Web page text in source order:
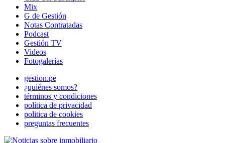
Mix
G de Gestión
Notas Contratadas
Podcast
Gestión TV
Videos
Fotogalerías
gestion.pe
¿quiénes somos?
términos y condiciones
política de privacidad
politica de cookies
preguntas frecuentes